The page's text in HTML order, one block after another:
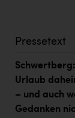
KEBA
KIWI
KLIPP Frisör
Kleider Bauer
Pressetext
Urlaub
– und auch
Gedanken